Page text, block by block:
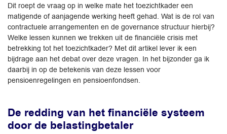
Dit roept de vraag op in welke mate het toezichtkader een
matigende of aanjagende werking heeft gehad. Wat is de rol van
contractuele arrangementen en de governance structuur hierbij?
Welke lessen kunnen we trekken uit de financiële crisis met
betrekking tot het toezichtkader? Met dit artikel lever ik een
bijdrage aan het debat over deze vragen. In het bijzonder ga ik
daarbij in op de betekenis van deze lessen voor
pensioenregelingen en pensioenfondsen.
De redding van het financiële systeem
door de belastingbetaler